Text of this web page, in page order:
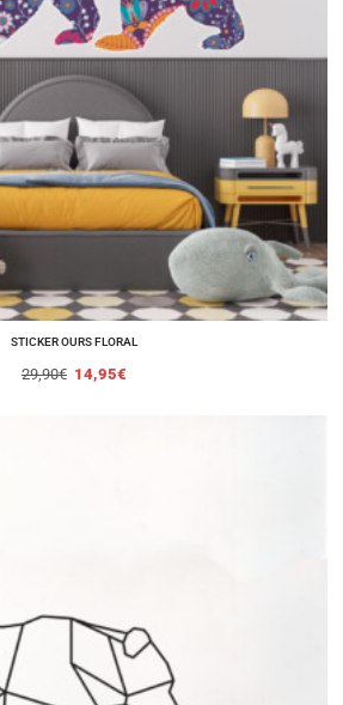
STICKER OURS FLORAL
29,90€ 14,95€